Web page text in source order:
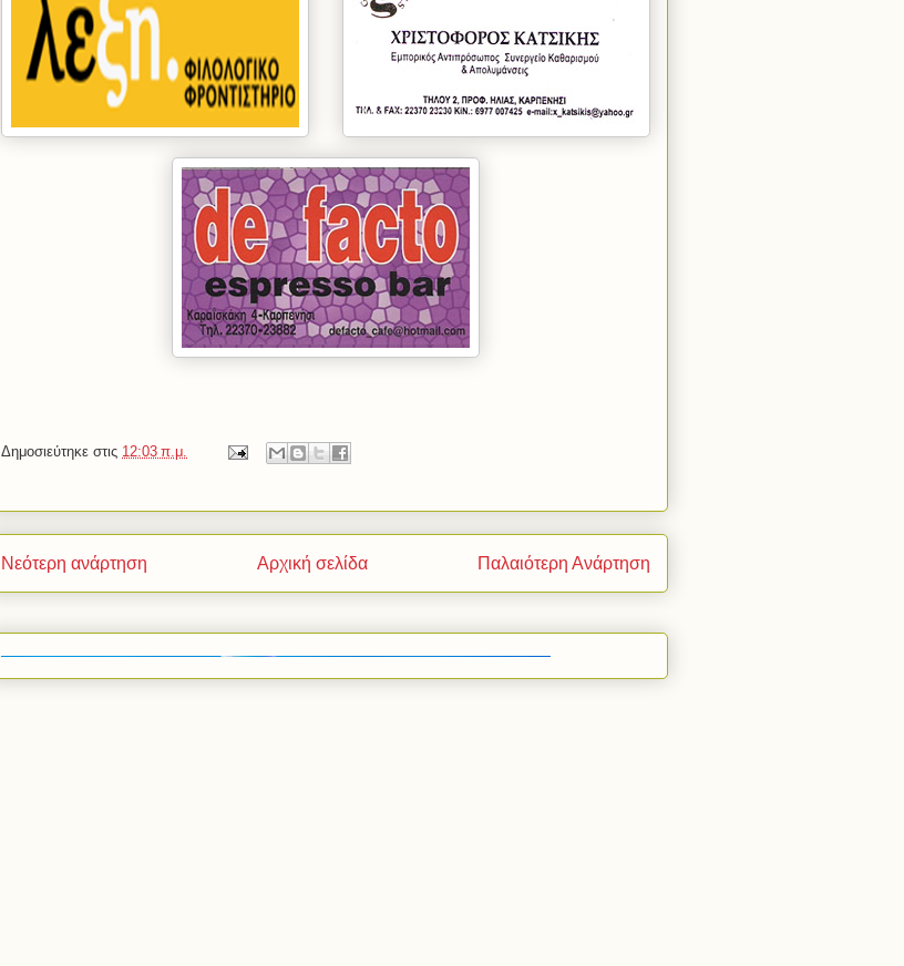
Δημοσιεύτηκε στις 12:03 π.μ.
Νεότερη ανάρτηση Παλαιότερη Ανάρτηση
Αρχική σελίδα